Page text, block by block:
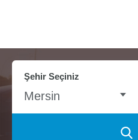
Şehir Seçiniz
Mersin